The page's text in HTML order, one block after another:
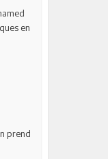
en
prend